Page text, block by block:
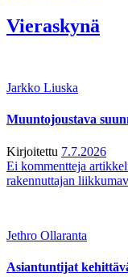
Vieraskynä
Jarkko Liuska
Muuntojoustava
Kirjoitettu 7.7.2026
Ei kommentteja
rakennuttajan
Jethro Ollaranta
Asiantuntijat